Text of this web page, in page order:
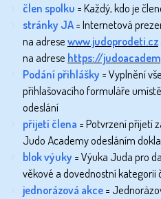
člen spolku = Každý, kdo je
stránky JA= Internetová
na adresewww.judoprodeti.cz
na adrese https://
Podání přihlášky = Vyplnění
přihlašovacího formuláře
odeslání
přijetí člena = Potvrzení přijetí
Judo Academy odesláním
blok výuky = Výuka Juda pro
věkové a dovednostní kategorii
jednorázová akce=